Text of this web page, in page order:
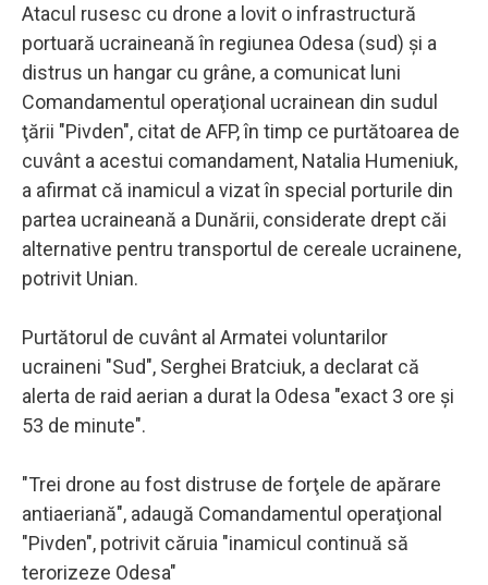
Atacul rusesc cu drone a lovit o infrastructură
portuară ucraineană în regiunea Odesa (sud) şi a
distrus un hangar cu grâne, a comunicat luni
Comandamentul operaţional ucrainean din sudul
ţării "Pivden", citat de AFP, în timp ce purtătoarea de
cuvânt a acestui comandament, Natalia Humeniuk,
a afirmat că inamicul a vizat în special porturile din
partea ucraineană a Dunării, considerate drept căi
alternative pentru transportul de cereale ucrainene,
potrivit Unian.
Purtătorul de cuvânt al Armatei voluntarilor
ucraineni "Sud", Serghei Bratciuk, a declarat că
alerta de raid aerian a durat la Odesa "exact 3 ore şi
53 de minute".
"Trei drone au fost distruse de forţele de apărare
antiaeriană", adaugă Comandamentul operaţional
"Pivden", potrivit căruia "inamicul continuă să
terorizeze Odesa"